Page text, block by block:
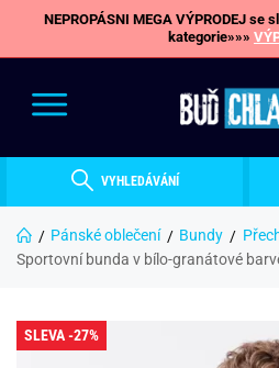
NEPROPÁSNI MEGA VÝPRODEJ se
kategorie»»»
VYHLEDÁVÁNÍ
Pánské oblečení Bundy
Sportovní bunda v bílo-granátové
SLEVA -27%